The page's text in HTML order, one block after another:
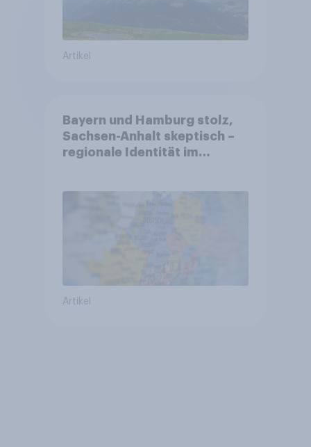
Artikel
Bayern und Hamburg stolz,
Sachsen-Anhalt skeptisch –
regionale Identität im
Artikel